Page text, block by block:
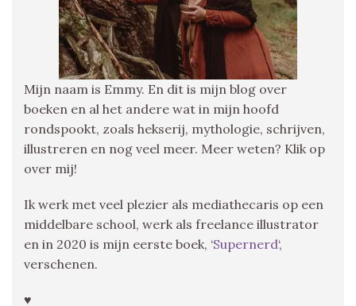
Mijn naam is Emmy. En dit is mijn blog over
boeken en al het andere wat in mijn hoofd
rondspookt, zoals hekserij, mythologie, schrijven,
illustreren en nog veel meer. Meer weten? Klik op
over mij!
Ik werk met veel plezier als mediathecaris op een
middelbare school, werk als freelance illustrator
en in 2020 is mijn eerste boek, ‘Supernerd‘,
verschenen.
♥